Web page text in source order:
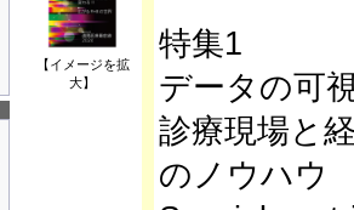
【イメージを拡
大】
特集1
データの可
診療現場と
のノウハウ